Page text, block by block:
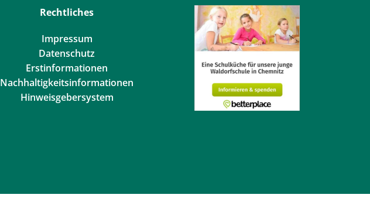
Rechtliches
Impressum
Datenschutz
Erstinformationen
Nachhaltigkeitsinformationen
Hinweisgebersystem